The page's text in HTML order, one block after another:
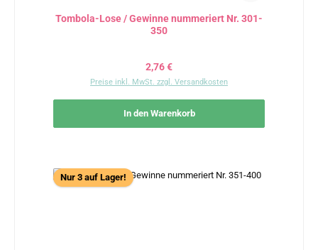
Tombola-Lose / Gewinne nummeriert Nr. 301-
350
Regulärer Preis:
2,76 €
Preise inkl. MwSt. zzgl. Versandkosten
In den Warenkorb
Nur 3 auf Lager!